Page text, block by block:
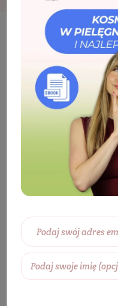
Kosmetyki
Maska do twarzy
Glinka biała